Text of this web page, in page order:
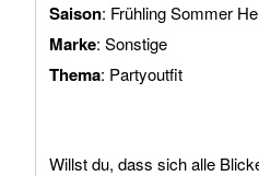
Saison: Frühling Sommer
Marke: Sonstige
Thema: Partyoutfit
Willst du, dass sich alle